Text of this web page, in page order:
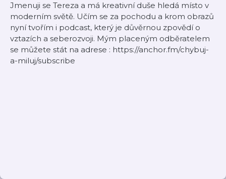
Jmenuji se Tereza a má kreativní duše hledá místo v
moderním světě. Učím se za pochodu a krom obrazů
nyní tvořím i podcast, který je důvěrnou zpovědí o
vztazích a seberozvoji. Mým placeným odběratelem
se můžete stát na adrese : https://anchor.fm/chybuj-
a-miluj/subscribe